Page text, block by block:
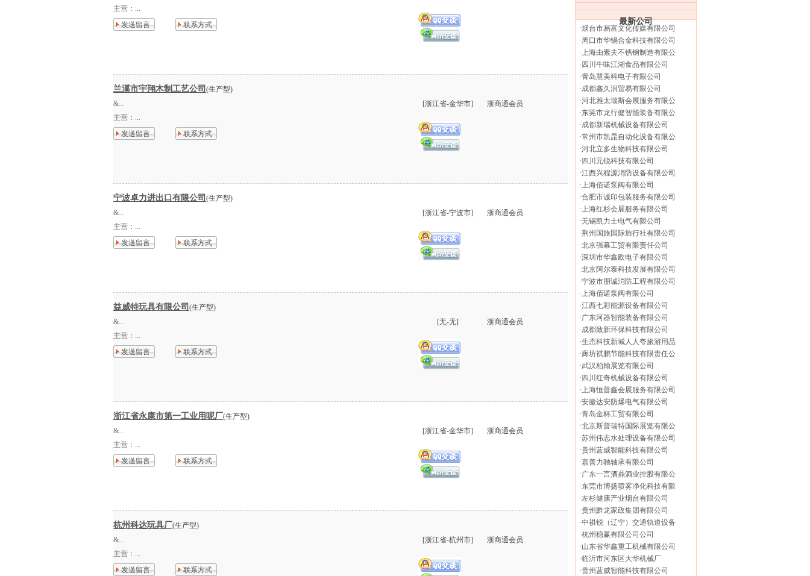
主营： ...
发送留言
联系方式
兰溪市宇翔木制工艺公司 (生产型)
&...
主营： ...
发送留言
联系方式
[浙江省-金华市] 浙商通会员
宁波卓力进出口有限公司 (生产型)
&...
主营： ...
发送留言
联系方式
[浙江省-宁波市] 浙商通会员
益威特玩具有限公司 (生产型)
&...
主营： ...
发送留言
联系方式
[无-无] 浙商通会员
浙江省永康市第一工业用呢厂(生产型)
&...
主营： ...
发送留言
联系方式
[浙江省-金华市] 浙商通会员
杭州科达玩具厂(生产型)
&...
主营： ...
发送留言
联系方式
[浙江省-杭州市] 浙商通会员
最新公司
·烟台市易富文化传媒有限公司
·周口市华锡合金科技有限公司
·上海由素夫不锈钢制造有限公
· 四川牛味江湖食品有限公司
·青岛慧美科电子有限公司
·成都鑫久润贸易有限公司
·河北雅太瑞斯会展服务有限公
·东莞市龙行健智能装备有限公
·成都新瑞机械设备有限公司
·常州市凯昆自动化设备有限公
·河北立多生物科技有限公司
· 四川元锐科技有限公司
·江西兴程源消防设备有限公司
·上海佰诺泵阀有限公司
·合肥市诚印包装服务有限公司
·上海红杉会展服务有限公司
·无锡凯力士电气有限公司
·荆州国旅国际旅行社有限公司
·北京强幕工贸有限责任公司
·深圳市华鑫欧电子有限公司
·北京阿尔泰科技发展有限公司
·宁波市朋诚消防工程有限公司
·上海佰诺泵阀有限公司
·江西七彩能源设备有限公司
·广东河器智能装备有限公司
·成都致新环保科技有限公司
·生态科技新城人人夸旅游用品
·廊坊褀鹏节能科技有限责任公
·武汉柏翰展览有限公司
· 四川红奇机械设备有限公司
·上海恒普鑫会展服务有限公司
·安徽达安防爆电气有限公司
·青岛金杯工贸有限公司
·北京斯普瑞特国际展览有限公
·苏州伟志水处理设备有限公司
·贵州蓝威智能科技有限公司
·嘉善力驰轴承有限公司
·广东一言酒鼎酒业控股有限公
·东莞市博扬喷雾净化科技有限
·左杉健康产业烟台有限公司
·贵州黔龙家政集团有限公司
·中祺锐（辽宁）交通轨道设备
·杭州稳赢有限公司公司
·山东省华鑫重工机械有限公司
·临沂市河东区大华机械厂
·贵州蓝威智能科技有限公司